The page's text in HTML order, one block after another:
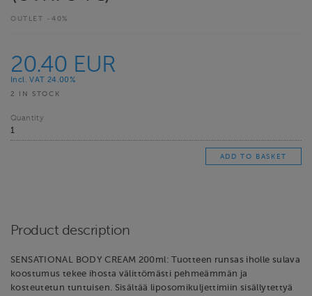
OUTLET -40%
20.40 EUR
Incl. VAT 24.00%
2 IN STOCK
Quantity
Product description
SENSATIONAL BODY CREAM 200ml: Tuotteen runsas iholle sulava
koostumus tekee ihosta välittömästi pehmeämmän ja
kosteutetun tuntuisen. Sisältää liposomikuljettimiin sisällytettyä